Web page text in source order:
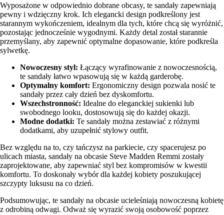
Wyposażone w odpowiednio dobrane obcasy, te sandały zapewniają
pewny i wdzięczny krok. Ich elegancki design podkreślony jest
starannym wykończeniem, idealnym dla tych, które chcą się wyróżnić,
pozostając jednocześnie wygodnymi. Każdy detal został starannie
przemyślany, aby zapewnić optymalne dopasowanie, które podkreśla
sylwetkę.
Nowoczesny styl: Łączący wyrafinowanie z nowoczesnością,
te sandały łatwo wpasowują się w każdą garderobę.
Optymalny komfort: Ergonomiczny design pozwala nosić te
sandały przez cały dzień bez dyskomfortu.
Wszechstronność: Idealne do eleganckiej sukienki lub
swobodnego looku, dostosowują się do każdej okazji.
Modne dodatki: Te sandały można zestawiać z różnymi
dodatkami, aby uzupełnić stylowy outfit.
Bez względu na to, czy tańczysz na parkiecie, czy spacerujesz po
ulicach miasta, sandały na obcasie Steve Madden Remmi zostały
zaprojektowane, aby zapewniać styl bez kompromisów w kwestii
komfortu. To doskonały wybór dla każdej kobiety poszukującej
szczypty luksusu na co dzień.
Podsumowując, te sandały na obcasie ucieleśniają nowoczesną kobietę
z odrobiną odwagi. Odważ się wyrazić swoją osobowość poprzez